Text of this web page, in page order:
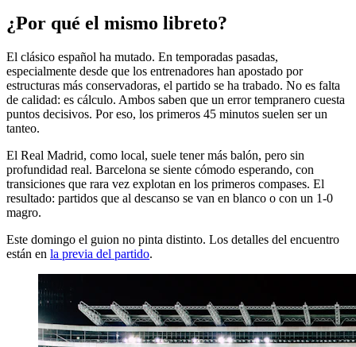
¿Por qué el mismo libreto?
El clásico español ha mutado. En temporadas pasadas,
especialmente desde que los entrenadores han apostado por
estructuras más conservadoras, el partido se ha trabado. No es falta
de calidad: es cálculo. Ambos saben que un error tempranero cuesta
puntos decisivos. Por eso, los primeros 45 minutos suelen ser un
tanteo.
El Real Madrid, como local, suele tener más balón, pero sin
profundidad real. Barcelona se siente cómodo esperando, con
transiciones que rara vez explotan en los primeros compases. El
resultado: partidos que al descanso se van en blanco o con un 1-0
magro.
Este domingo el guion no pinta distinto. Los detalles del encuentro
están en la previa del partido.